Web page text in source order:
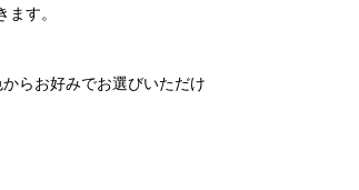
す。
らお好みでお選びいただけ